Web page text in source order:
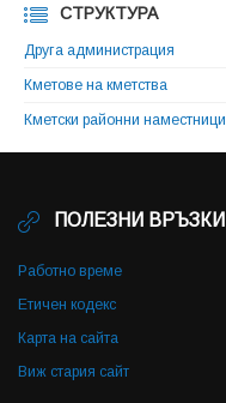
СТРУКТУРА
Друга администрация
Кметове на кметства
Кметски районни наместници
ПОЛЕЗНИ ВРЪЗКИ
Работно време
Етичен кодекс
Карта на сайта
Виж стария сайт